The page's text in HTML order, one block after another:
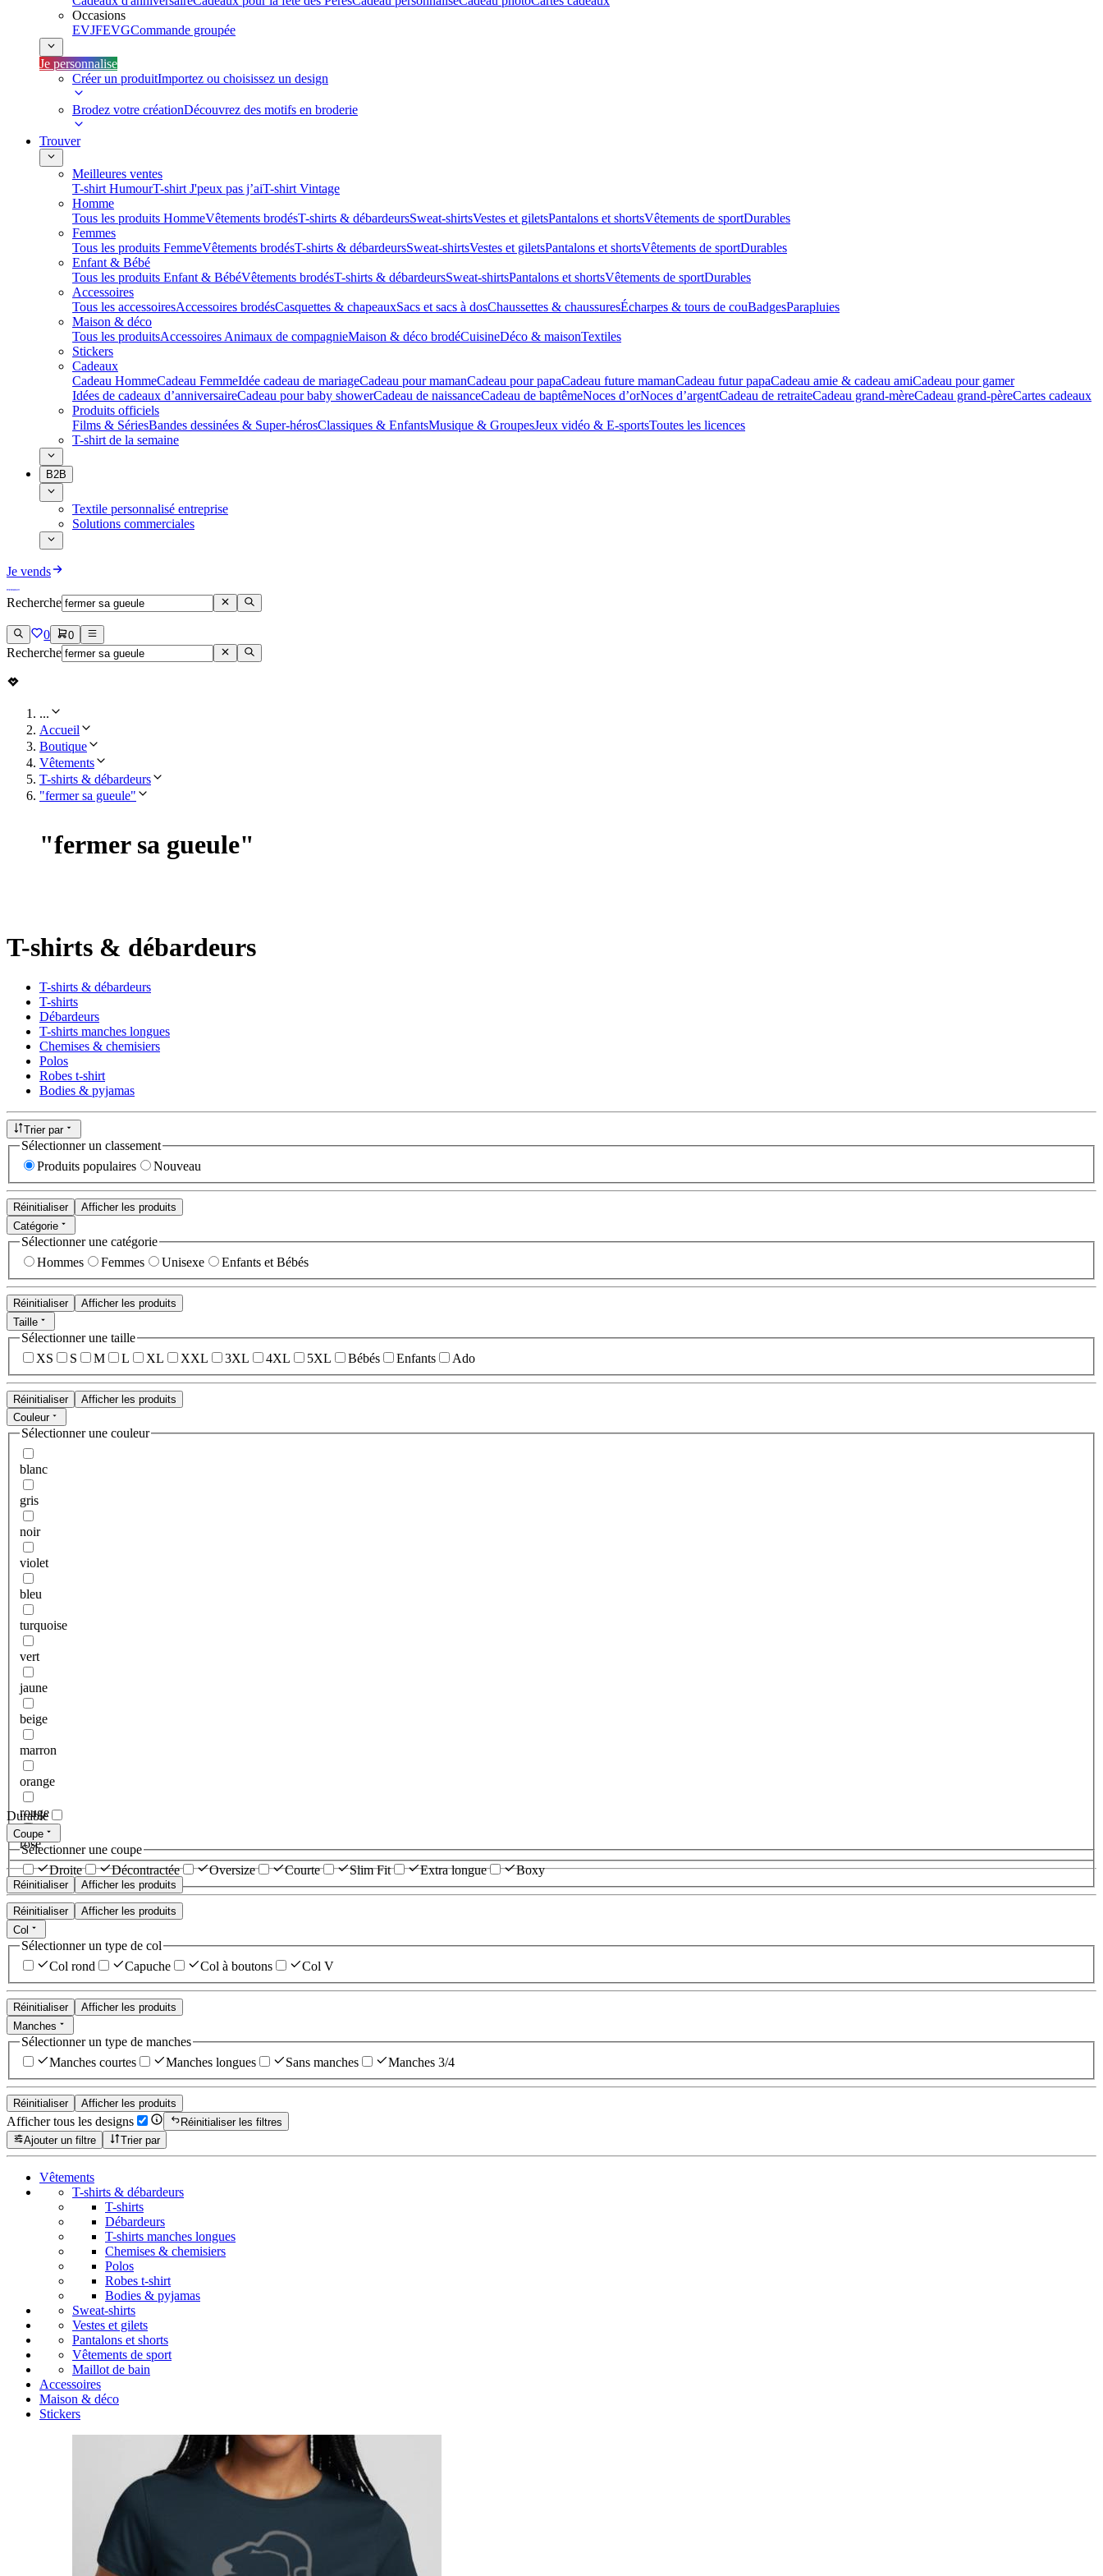
Occasions
EVJFEVGCommande groupée
Je personnalise
Créer un produitImportez ou choisissez un design
Brodez votre créationDécouvrez des motifs en broderie
Trouver
Meilleures ventes
T-shirt HumourT-shirt J'peux pas j’aiT-shirt Vintage
Homme
Tous les produits HommeVêtements brodésT-shirts & débardeursSweat-shirtsVestes et giletsPantalons et shortsVêtements de sportDurables
Femmes
Tous les produits FemmeVêtements brodésT-shirts & débardeursSweat-shirtsVestes et giletsPantalons et shortsVêtements de sportDurables
Enfant & Bébé
Tous les produits Enfant & BébéVêtements brodésT-shirts & débardeursSweat-shirtsPantalons et shortsVêtements de sportDurables
Accessoires
Tous les accessoiresAccessoires brodésCasquettes & chapeauxSacs et sacs à dosChaussettes & chaussuresÉcharpes & tours de couBadgesParapluies
Maison & déco
Tous les produitsAccessoires Animaux de compagnieMaison & déco brodéCuisineDéco & maisonTextiles
Stickers
Cadeaux
Cadeau HommeCadeau FemmeIdée cadeau de mariage​Cadeau pour mamanCadeau pour papaCadeau future mamanCadeau futur papaCadeau amie & cadeau amiCadeau pour gamer
Idées de cadeaux d’anniversaireCadeau pour baby showerCadeau de naissanceCadeau de baptêmeNoces d’orNoces d’argentCadeau de retraiteCadeau grand-mèreCadeau grand-pèreCartes cadeaux
Produits officiels
Films & SériesBandes dessinées & Super-hérosClassiques & EnfantsMusique & GroupesJeux vidéo & E-sportsToutes les licences
T-shirt de la semaine
B2B
Textile personnalisé entreprise
Solutions commerciales
Je vends
Recherche
0 0
Recherche
...
Accueil
Boutique
Vêtements
T-shirts & débardeurs
"fermer sa gueule"
"fermer sa gueule"
T-shirts & débardeurs
T-shirts & débardeurs
T-shirts
Débardeurs
T-shirts manches longues
Chemises & chemisiers
Polos
Robes t-shirt
Bodies & pyjamas
Trier par
Sélectionner un classement
Produits populaires
Nouveau
Réinitialiser
Afficher les produits
Catégorie
Sélectionner une catégorie
Hommes
Femmes Unisexe Enfants et Bébés
Réinitialiser
Afficher les produits
Taille
Sélectionner une taille
XS
S M L XL XXL 3XL 4XL 5XL Bébés Enfants Ado
Réinitialiser
Afficher les produits
Couleur
Sélectionner une couleur
blanc
gris
noir
violet
bleu
turquoise
vert
jaune
beige
marron
orange
rouge
rose
Réinitialiser Afficher les produits
Durable
Coupe
Sélectionner une coupe
Droite
Décontractée Oversize Courte Slim Fit Extra longue Boxy
Réinitialiser
Afficher les produits
Col
Sélectionner un type de col
Col rond
Capuche Col à boutons Col V
Réinitialiser
Afficher les produits
Manches
Sélectionner un type de manches
Manches courtes
Manches longues Sans manches Manches 3/4
Réinitialiser Afficher les produits
Afficher tous les designs
Réinitialiser les filtres
Ajouter un filtre
Trier par
Vêtements
T-shirts & débardeurs
T-shirts
Débardeurs
T-shirts manches longues
Chemises & chemisiers
Polos
Robes t-shirt
Bodies & pyjamas
Sweat-shirts
Vestes et gilets
Pantalons et shorts
Vêtements de sport
Maillot de bain
Accessoires
Maison & déco
Stickers